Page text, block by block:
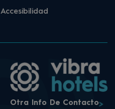
Accesibilidad
Otra Info De Contacto